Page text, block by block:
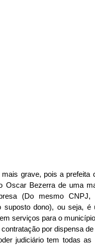
Oscar Bezerra de uma
(Do mesmo CNPJ,
dono), ou seja, é
serviços para o
por dispensa
judiciário tem todas as